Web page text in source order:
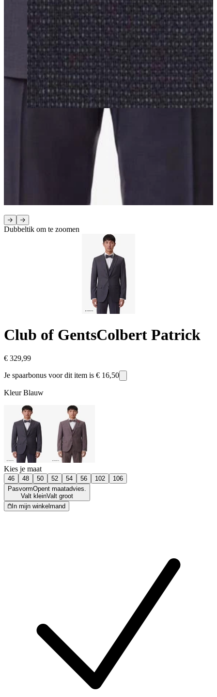
Dubbeltik om te zoomen
Club of GentsColbert Patrick
€ 329,99
Je spaarbonus voor dit item is € 16,50
KleurBlauw
Kies je maat
46 48 50 52 54 56 102
106
PasvormOpent maatadvies.
Valt kleinValt groot
In mijn winkelmand